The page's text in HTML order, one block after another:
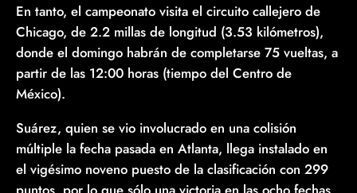
En tanto, el campeonato visita el circuito callejero de
Chicago, de 2.2 millas de longitud (3.53 kilómetros),
donde el domingo habrán de completarse 75 vueltas, a
partir de las 12:00 horas (tiempo del Centro de
México).
Suárez, quien se vio involucrado en una colisión
múltiple la fecha pasada en Atlanta, llega instalado en
el vigésimo noveno puesto de la clasificación con 299